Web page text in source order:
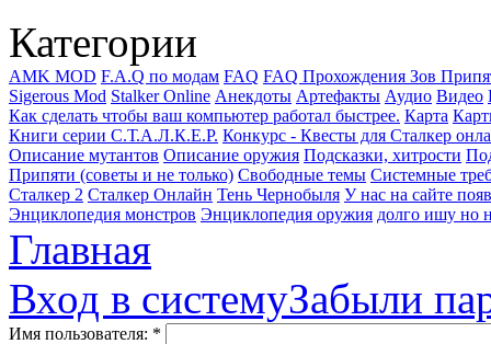
Категории
AMK MOD F.A.Q по модам FAQ FAQ Прохождения Зов
Sigerous Mod Stalker Online Анекдоты Артефакты Аудио Видео
Как сделать чтобы ваш компьютер работал быстрее. Карта
Книги серии С.Т.А.Л.К.Е.Р. Конкурс - Квесты для Сталкер
Описание мутантов Описание оружия Подсказки, хитрости
Припяти (советы и не только) Свободные темы Системные
Сталкер 2 Сталкер Онлайн Тень Чернобыля У нас на сайте
Энциклопедия монстров Энциклопедия оружия долго ишу но
Главная
Вход в системуЗабыли
Имя пользователя: *